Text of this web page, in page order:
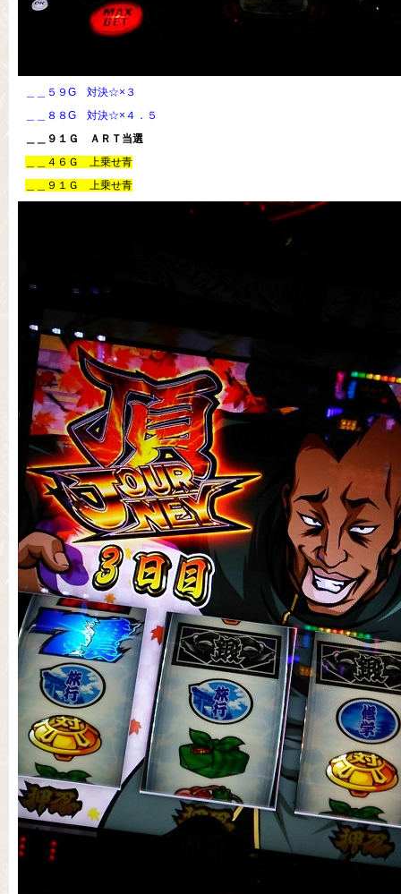
＿＿５９G 対決☆×３
＿＿８８G 対決☆×４．５
＿＿９１Ｇ ＡＲＴ当選
＿＿４６Ｇ 上乗せ青
＿＿９１Ｇ 上乗せ青